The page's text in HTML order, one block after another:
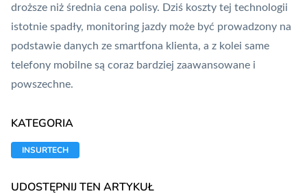
droższe niż średnia cena polisy. Dziś koszty tej technologii
istotnie spadły, monitoring jazdy może być prowadzony na
podstawie danych ze smartfona klienta, a z kolei same
telefony mobilne są coraz bardziej zaawansowane i
powszechne.
KATEGORIA
INSURTECH
UDOSTĘPNIJ TEN ARTYKUŁ